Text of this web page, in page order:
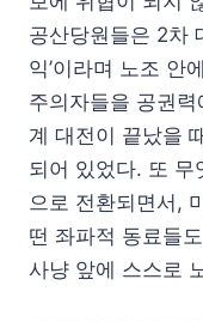
공산당원들은 2차
익’이라며 노조 안
주의자들을 공권
계 대전이 끝났을
되어 있었다. 또 무
으로 전환되면서,
떤 좌파적 동료들
사냥 앞에 스스로